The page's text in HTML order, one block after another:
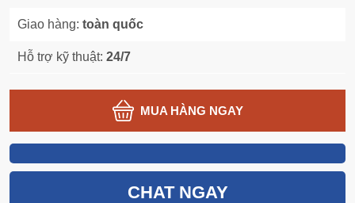
Giao hàng: toàn quốc
Hỗ trợ kỹ thuật: 24/7
MUA HÀNG NGAY
CHAT NGAY